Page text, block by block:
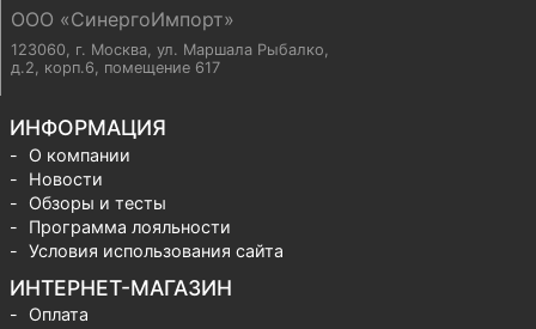
ООО «СинергоИмпорт»
123060, г. Москва, ул. Маршала Рыбалко,
д.2, корп.6, помещение 617
ИНФОРМАЦИЯ
О компании
Новости
Обзоры и тесты
Программа лояльности
Условия использования сайта
ИНТЕРНЕТ-МАГАЗИН
Оплата